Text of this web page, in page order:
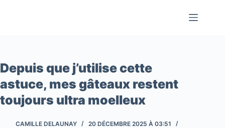
Depuis que j’utilise cette
astuce, mes gâteaux restent
toujours ultra moelleux
CAMILLE DELAUNAY
20 DÉCEMBRE 2025 À 03:51